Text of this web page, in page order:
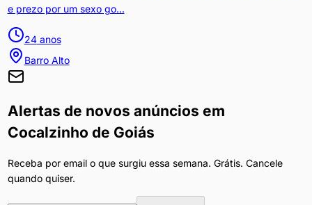
e prezo por um sexo go...
24anos
Barro Alto
Alertas de novos anúncios em
Cocalzinho de Goiás
Receba por email o que surgiu essa semana. Grátis. Cancele
quando quiser.